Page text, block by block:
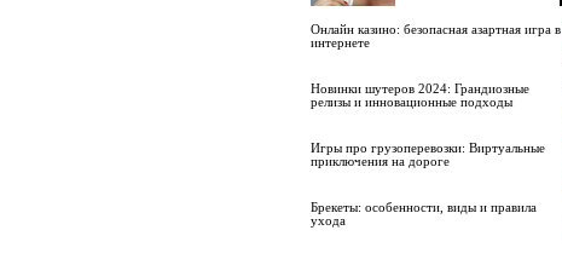
Онлайн казино: безопасная азартная игра в
интернете
Новинки шутеров 2024: Грандиозные
релизы и инновационные подходы
Игры про грузоперевозки: Виртуальные
приключения на дороге
Брекеты: особенности, виды и правила
ухода